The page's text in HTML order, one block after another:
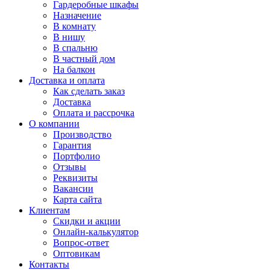
Гардеробные шкафы
Назначение
В комнату
В нишу
В спальню
В частный дом
На балкон
Доставка и оплата
Как сделать заказ
Доставка
Оплата и рассрочка
О компании
Производство
Гарантия
Портфолио
Отзывы
Реквизиты
Вакансии
Карта сайта
Клиентам
Скидки и акции
Онлайн-калькулятор
Вопрос-ответ
Оптовикам
Контакты